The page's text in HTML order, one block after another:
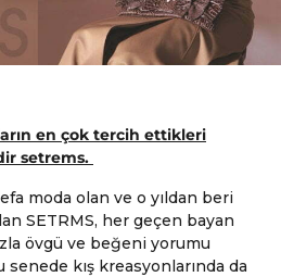
en çok tercih ettikleri
setrems.
moda olan ve o yıldan beri
SETRMS, her geçen bayan
övgü ve beğeni yorumu
kış kreasyonlarında da